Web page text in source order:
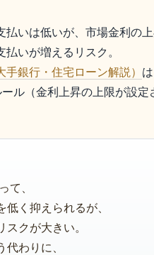
払いは低いが、市場金利の
いが増えるリスク。
銀行・住宅ローン解説）
ル（金利上昇の上限が設定
て、
く抑えられるが、
クが大きい。
わりに、